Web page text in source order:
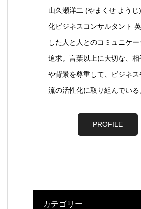
山久瀬洋二 (やまくせ ようじ
化ビジネスコンサルタント
した人と人とのコミュニケ
追求。言葉以上に大切な、
や背景を尊重して、ビジネ
流の活性化に取り組んでいる
PROFILE
カテゴリー